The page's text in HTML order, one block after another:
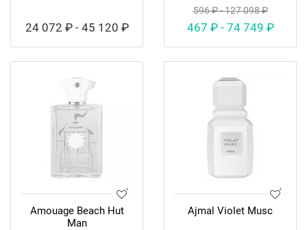
24 072 ₽ - 45 120 ₽
596 ₽ - 127 098 ₽
467 ₽ - 74 749 ₽
Amouage Beach Hut
Man
Ajmal Violet Musc